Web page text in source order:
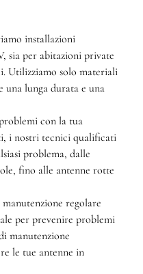
installazioni
sia per abitazioni private
Utilizziamo solo materiali
lunga durata e una
con la tua
i nostri tecnici qualificati
problema, dalle
fino alle antenne rotte
manutenzione regolare
per prevenire problemi
manutenzione
le tue antenne in